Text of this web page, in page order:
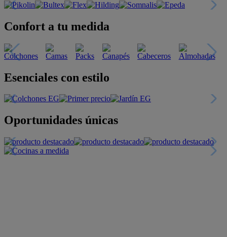
Confort a tu medida
Esenciales con estilo
Oportunidades únicas